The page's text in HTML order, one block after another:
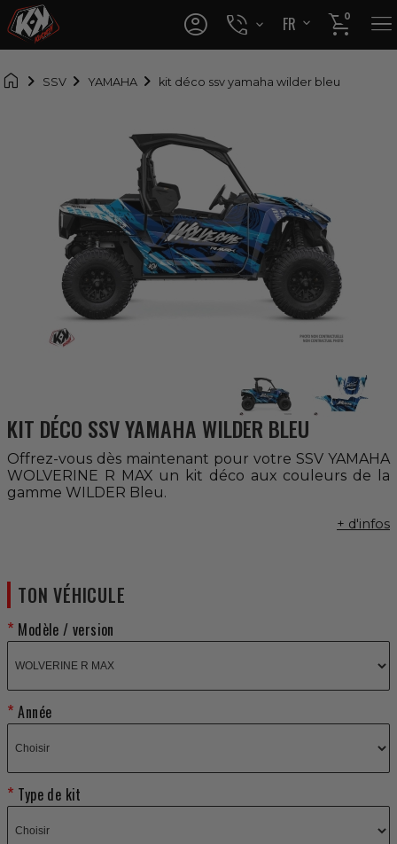
 
FR
EN

0 
 SSV YAMAHA kit déco ssv yamaha wilder bleu
KIT DÉCO SSV YAMAHA WILDER BLEU
Offrez-vous dès maintenant pour votre SSV YAMAHA
WOLVERINE R MAX un kit déco aux couleurs de la
gamme WILDER Bleu.
+ d'infos
TON VÉHICULE
Modèle / version
Année
Type de kit